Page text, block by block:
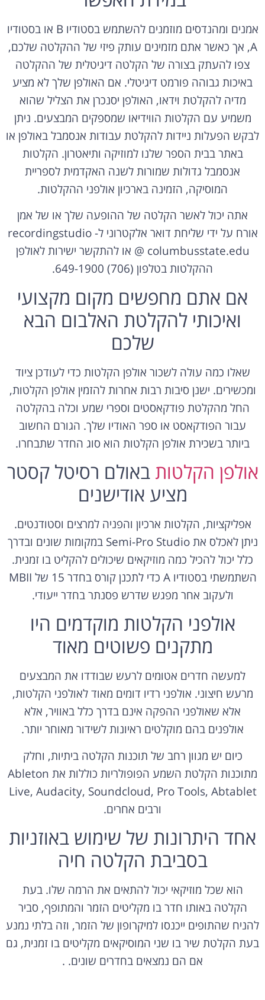
אמנים ומהנדסים מוזמנים להשתמש בסטודיו B או בסטודיו
A, אך כאשר אתם מזמינים עותק פיזי של ההקלטה שלכם,
צפו להעתק בצורה של הקלטה דיגיטלית של ההקלטה
באיכות גבוהה פורמט דיגיטלי. אם האולפן שלך לא מציע
מדיה להקלטת וידאו, האולפן יסנכרן את הצליל שהוא
משמיע עם הקלטות הווידיאו שמספקים המבצעים. ניתן
לבקש הפעלות ניידות להקלטת עבודות אנסמבל באולפן או
באתר בבית הספר שלנו למוזיקה ותיאטרון. הקלטות
אנסמבל גדולות שמורות לשנה האקדמית לספריית
המוסיקה, הזמינה בארכיון אולפני ההקלטות.
אתה יכול לאשר הקלטה של ההופעה שלך או של אמן
אורח על ידי שליחת דואר אלקטרוני ל- recordingstudio
@ columbusstate.edu או להתקשר ישירות לאולפן
ההקלטות בטלפון (706) 649-1900.
אם אתם מחפשים מקום מקצועי
ואיכותי להקלטת האלבום הבא
שלכם
שאלו כמה עולה לשכור אולפן הקלטות כדי לעודכן ציוד
ומכשירים. ישנן סיבות רבות אחרות להזמין אולפן הקלטות,
החל מהקלטת פודקאסטים וספרי שמע וכלה בהקלטה
עבור הפודקאסט או ספר האודיו שלך. הגורם החשוב
ביותר בשכירת אולפן הקלטות הוא סוג החדר שתבחרו.
אולפן הקלטות באולם רסיטל קסטר
מציע אודישנים
אפליקציות, הקלטות ארכיון והפניה למרצים וסטודנטים.
ניתן לאכלס את Semi-Pro Studio במקומות שונים ובדרך
כלל יכול להכיל כמה מוזיקאים שיכולים להקליט בו זמנית.
השתמשתי בסטודיו A כדי לתכנן קורס בחדר 15 של MBII
ולעקוב אחר מפגש שדרש פסנתר בחדר ייעודי.
אולפני הקלטות מוקדמים היו
מתקנים פשוטים מאוד
למעשה חדרים אטומים לרעש שבודדו את המבצעים
מרעש חיצוני. אולפני רדיו דומים מאוד לאולפני הקלטות,
אלא שאולפני ההפקה אינם בדרך כלל באוויר, אלא
אולפנים בהם מוקלטים ראיונות לשידור מאוחר יותר.
כיום יש מגוון רחב של תוכנות הקלטה ביתיות, וחלק
מתוכנות הקלטת השמע הפופולריות כוללות את Ableton
Live, Audacity, Soundcloud, Pro Tools, Abtablet
ורבים אחרים.
אחד היתרונות של שימוש באוזניות
בסביבת הקלטה חיה
הוא שכל מוזיקאי יכול להתאים את הרמה שלו. בעת
הקלטה באותו חדר בו מקליטים הזמר והמתופף, סביר
להניח שהתופים ייכנסו למיקרופון של הזמר, וזה בלתי נמנע
בעת הקלטת שיר בו שני המוסיקאים מקליטים בו זמנית, גם
אם הם נמצאים בחדרים שונים. .